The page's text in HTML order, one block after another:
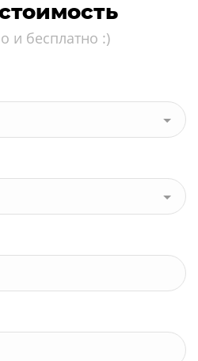
и бесплатно :)